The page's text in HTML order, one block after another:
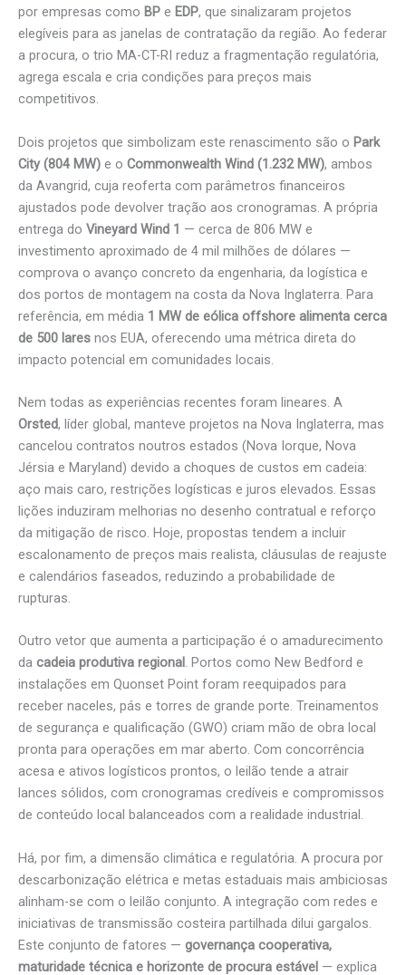
por empresas como BP e EDP, que sinalizaram projetos
elegíveis para as janelas de contratação da região. Ao federar
a procura, o trio MA-CT-RI reduz a fragmentação regulatória,
agrega escala e cria condições para preços mais
competitivos.
Dois projetos que simbolizam este renascimento são o Park
City (804 MW) e o Commonwealth Wind (1.232 MW), ambos
da Avangrid, cuja reoferta com parâmetros financeiros
ajustados pode devolver tração aos cronogramas. A própria
entrega do Vineyard Wind 1 — cerca de 806 MW e
investimento aproximado de 4 mil milhões de dólares —
comprova o avanço concreto da engenharia, da logística e
dos portos de montagem na costa da Nova Inglaterra. Para
referência, em média 1 MW de eólica offshore alimenta cerca
de 500 lares nos EUA, oferecendo uma métrica direta do
impacto potencial em comunidades locais.
Nem todas as experiências recentes foram lineares. A
Orsted, líder global, manteve projetos na Nova Inglaterra, mas
cancelou contratos noutros estados (Nova Iorque, Nova
Jérsia e Maryland) devido a choques de custos em cadeia:
aço mais caro, restrições logísticas e juros elevados. Essas
lições induziram melhorias no desenho contratual e reforço
da mitigação de risco. Hoje, propostas tendem a incluir
escalonamento de preços mais realista, cláusulas de reajuste
e calendários faseados, reduzindo a probabilidade de
rupturas.
Outro vetor que aumenta a participação é o amadurecimento
da cadeia produtiva regional . Portos como New Bedford e
instalações em Quonset Point foram reequipados para
receber naceles, pás e torres de grande porte. Treinamentos
de segurança e qualificação (GWO) criam mão de obra local
pronta para operações em mar aberto. Com concorrência
acesa e ativos logísticos prontos, o leilão tende a atrair
lances sólidos, com cronogramas credíveis e compromissos
de conteúdo local balanceados com a realidade industrial.
Há, por fim, a dimensão climática e regulatória. A procura por
descarbonização elétrica e metas estaduais mais ambiciosas
alinham-se com o leilão conjunto. A integração com redes e
iniciativas de transmissão costeira partilhada dilui gargalos.
Este conjunto de fatores — governança cooperativa,
maturidade técnica e horizonte de procura estável — explica